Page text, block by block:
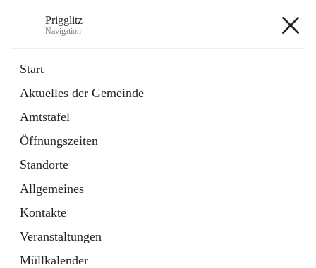
Prigglitz
Navigation
Start
Aktuelles der Gemeinde
Amtstafel
Öffnungszeiten
Standorte
Allgemeines
Kontakte
Veranstaltungen
Müllkalender
Externe Webseite
in
Tab
Gemeindezeitung
Ordner
öffnet
in
neuem
Tab